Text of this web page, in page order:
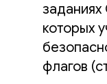
которых
флагов